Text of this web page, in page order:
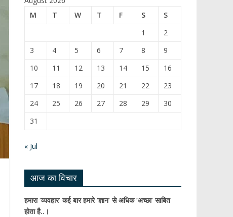
M
T W T F S
S
1
2
3
4 5 6 7 8
9
10
11 12 13 14 15
16
17
18 19 20 21 22
23
24
25 26 27 28 29
30
31
« Jul
आज का विचार
हमारा ‘व्यवहार’ कई बार हमारे ‘ज्ञान’ से अधिक ‘अच्छा’ साबित
होता है..।